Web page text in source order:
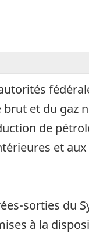
et du gaz
de
et
sorties du
à la